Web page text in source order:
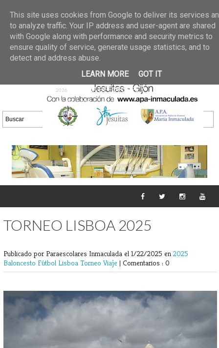
02 jun 2026
GALERIA DE FOTOS
30/05/2026
25 may 2026
GALERIA
DE FOTOS 23/05/2026
20 may
2026
GALERIA DE FOTOS
16/05/2026
DE FOTOS 09/05/2026
28 abr
2026
GALERIA DE FOTOS 25 Y
26/04/2026
TORNEO LISBOA 2025
Publicado por Paraescolares Inmaculada el 1/22/2025 en 2025
Baloncesto Fútbol Lisboa Torneo Viaje | Comentarios : 0
This site uses cookies from Google to deliver its services
to analyze traffic. Your IP address and user-agent are shared
with Google along with performance and security metrics to
ensure quality of service, generate usage statistics, and to
detect and address abuse.
LEARN MORE
GOT IT